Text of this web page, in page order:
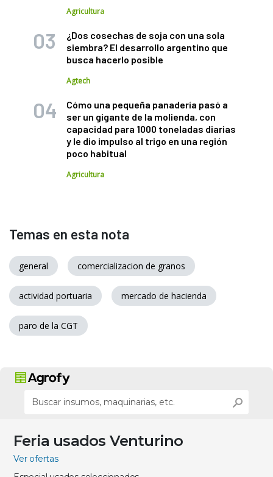
Agricultura
¿Dos cosechas de soja con una sola
siembra? El desarrollo argentino que
busca hacerlo posible
Agtech
Cómo una pequeña panadería pasó a
ser un gigante de la molienda, con
capacidad para 1000 toneladas diarias
y le dio impulso al trigo en una región
poco habitual
Agricultura
Temas en esta nota
general comercializacion de granos
actividad portuaria mercado de hacienda
paro de la CGT
Feria usados Venturino
Ver ofertas